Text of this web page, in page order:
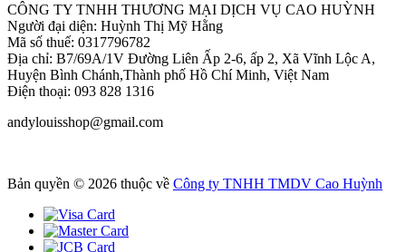
CÔNG TY TNHH THƯƠNG MẠI DỊCH VỤ CAO HUỲNH
Người đại diện: Huỳnh Thị Mỹ Hằng
Mã số thuế: 0317796782
Địa chỉ: B7/69A/1V Đường Liên Ấp 2-6, ấp 2, Xã Vĩnh Lộc A,
Huyện Bình Chánh,Thành phố Hồ Chí Minh, Việt Nam
Điện thoại: 093 828 1316
andylouisshop@gmail.com
Bản quyền © 2026 thuộc về Công ty TNHH TMDV Cao Huỳnh